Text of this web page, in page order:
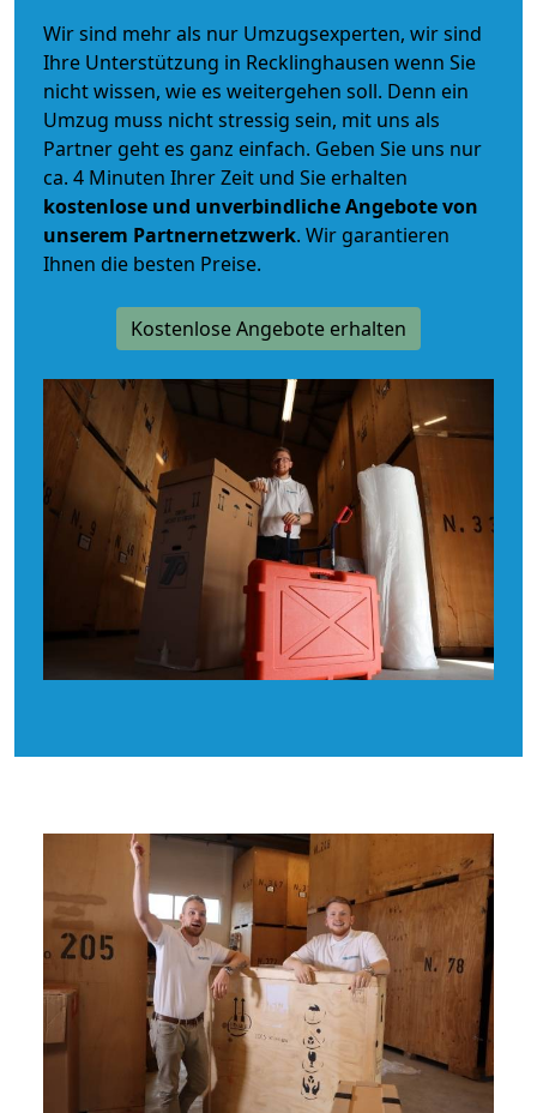
Wir sind mehr als nur Umzugsexperten, wir sind
Ihre Unterstützung in Recklinghausen wenn Sie
nicht wissen, wie es weitergehen soll. Denn ein
Umzug muss nicht stressig sein, mit uns als
Partner geht es ganz einfach. Geben Sie uns nur
ca. 4 Minuten Ihrer Zeit und Sie erhalten
kostenlose und unverbindlicheAngebote von
unserem Partnernetzwerk. Wir garantieren
Ihnen die besten Preise.
Kostenlose Angebote erhalten